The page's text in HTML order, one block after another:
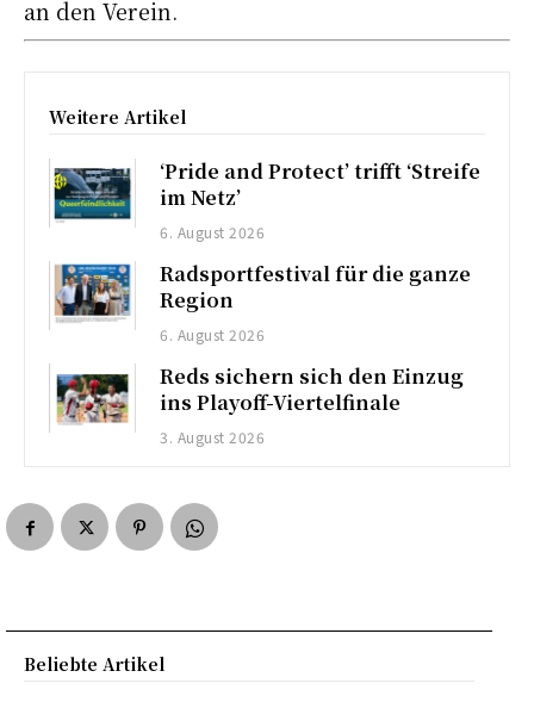
an den Verein.
Weitere Artikel
‘Pride and Protect’ trifft ‘Streife
im Netz’
6. August 2026
Radsportfestival für die ganze
Region
6. August 2026
Reds sichern sich den Einzug
ins Playoff-Viertelfinale
3. August 2026
Beliebte Artikel